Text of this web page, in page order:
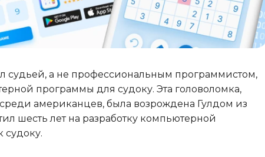
судьей, а не профессиональным программистом,
программы для судоку. Эта головоломка,
американцев, была возрождена Гулдом из
шесть лет на разработку компьютерной
судоку.